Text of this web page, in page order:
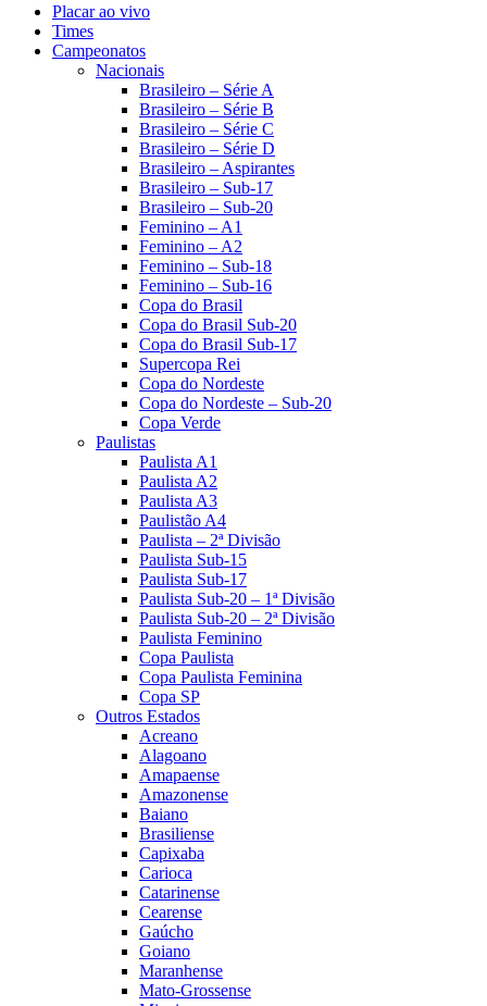
Placar ao vivo
Times
Campeonatos
Nacionais
Brasileiro – Série A
Brasileiro – Série B
Brasileiro – Série C
Brasileiro – Série D
Brasileiro – Aspirantes
Brasileiro – Sub-17
Brasileiro – Sub-20
Feminino – A1
Feminino – A2
Feminino – Sub-18
Feminino – Sub-16
Copa do Brasil
Copa do Brasil Sub-20
Copa do Brasil Sub-17
Supercopa Rei
Copa do Nordeste
Copa do Nordeste – Sub-20
Copa Verde
Paulistas
Paulista A1
Paulista A2
Paulista A3
Paulistão A4
Paulista – 2ª Divisão
Paulista Sub-15
Paulista Sub-17
Paulista Sub-20 – 1ª Divisão
Paulista Sub-20 – 2ª Divisão
Paulista Feminino
Copa Paulista
Copa Paulista Feminina
Copa SP
Outros Estados
Acreano
Alagoano
Amapaense
Amazonense
Baiano
Brasiliense
Capixaba
Carioca
Catarinense
Cearense
Gaúcho
Goiano
Maranhense
Mato-Grossense